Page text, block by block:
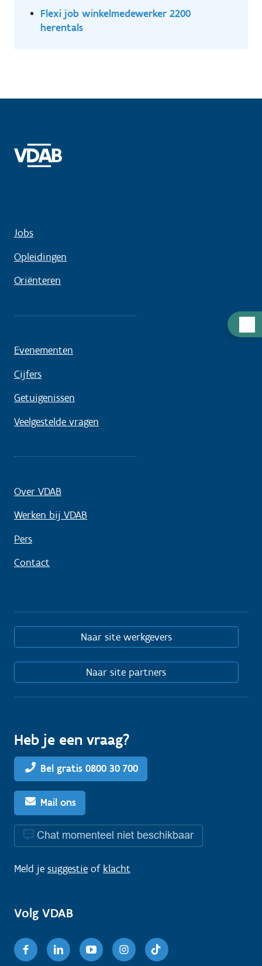
Flexi job winkelmedewerker 2200
herentals
Jobs
Opleidingen
Oriënteren
Evenementen
Cijfers
Getuigenissen
Veelgestelde vragen
Over VDAB
Werken bij VDAB
Pers
Contact
Naar site werkgevers
Naar site partners
Heb je een vraag?
Bel gratis 0800 30 700
Mail ons
Chat momenteel niet beschikbaar
Meld je suggestie of klacht
Volg VDAB
FacebookLinkedinYoutubeInstagram